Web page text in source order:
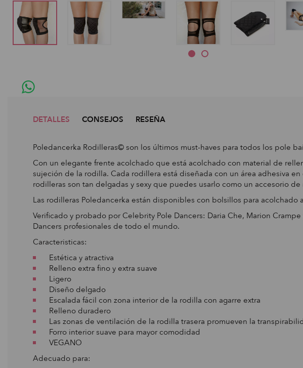
DETALLES CONSEJOS RESEÑA
Poledancerka Rodilleras© son los últimos must-haves para todos los pole
Con un elegante frente acolchado que está acolchado con material de
sujeción de la rodilla. Cada rodillera está diseñada con un área adhesiva
rodilleras son tan delgadas y sexy que puedes usarlo como un accesorio de
Las rodilleras Poledancerka están disponibles con bolsillos para
Verificado y probado por Celebrity Pole Dancers: Daria Che, Marion
Dancers profesionales de todo el mundo.
Caracteristicas:
Estética y atractiva
Relleno extra fino y extra suave
Ligero
Diseño delgado
Escalada fácil con zona interior de la rodilla con agarre extra
Relleno duradero
Las zonas de ventilación de la rodilla trasera promueven la
Forro interior suave para mayor comodidad
VEGANO
Adecuado para: